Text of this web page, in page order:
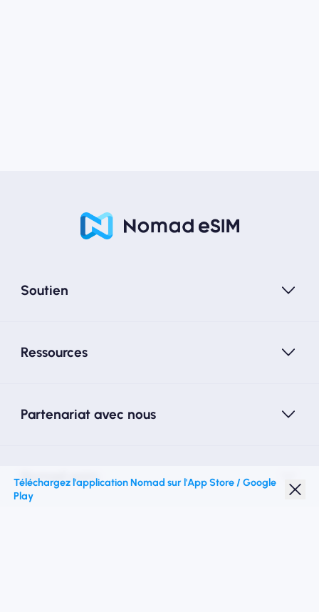
Soutien
Ressources
Partenariat avec nous
Nomad esim
Téléchargez l'application Nomad sur l'App Store / Google
Play